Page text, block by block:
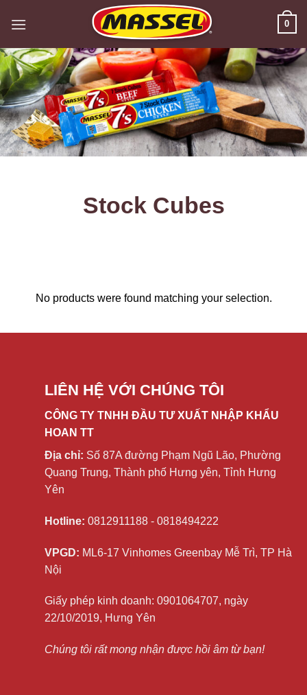
0
Stock Cubes
No products were found matching your selection.
LIÊN HỆ VỚI CHÚNG TÔI
CÔNG TY TNHH ĐẦU TƯ XUẤT NHẬP KHẨU
HOAN TT
Địa chỉ: Số 87A đường Phạm Ngũ Lão, Phường
Quang Trung, Thành phố Hưng yên, Tỉnh Hưng
Yên
Hotline: 0812911188 - 0818494222
VPGD: ML6-17 Vinhomes Greenbay Mễ Trì, TP Hà
Nội
Giấy phép kinh doanh: 0901064707, ngày
22/10/2019, Hưng Yên
Chúng tôi rất mong nhận được hồi âm từ bạn!